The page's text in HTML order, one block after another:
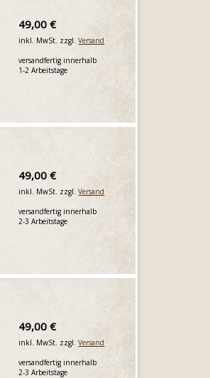
49,00 €
inkl. MwSt. zzgl.Versand
versandfertig innerhalb
1-2 Arbeitstage
49,00 €
inkl. MwSt. zzgl.Versand
versandfertig innerhalb
2-3 Arbeitstage
49,00 €
inkl. MwSt. zzgl.Versand
versandfertig innerhalb
2-3 Arbeitstage